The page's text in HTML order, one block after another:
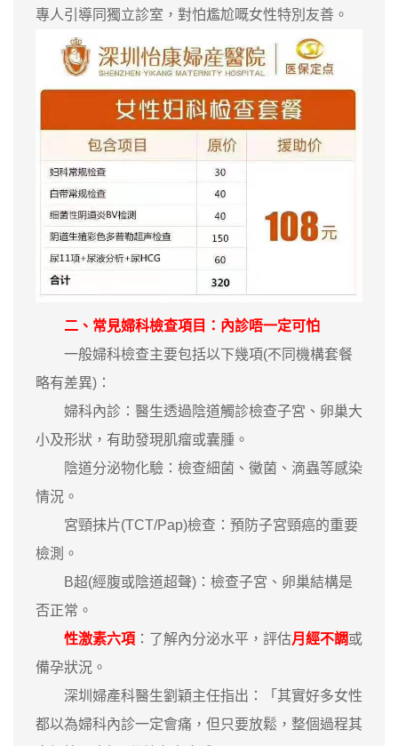
專人引導同獨立診室，對怕尷尬嘅女性特別友善。
二、常見婦科檢查項目：內診唔一定可怕
一般婦科檢查主要包括以下幾項(不同機構套餐
略有差異)：
婦科內診：醫生透過陰道觸診檢查子宮、卵巢大
小及形狀，有助發現肌瘤或囊腫。
陰道分泌物化驗：檢查細菌、黴菌、滴蟲等感染
情況。
宮頸抹片(TCT/Pap)檢查：預防子宮頸癌的重要
檢測。
B超(經腹或陰道超聲)：檢查子宮、卵巢結構是
否正常。
性激素六項 ：了解內分泌水平，評估月經不調或
備孕狀況。
深圳婦產科醫生劉穎主任指出：「其實好多女性
都以為婦科內診一定會痛，但只要放鬆，整個過程其